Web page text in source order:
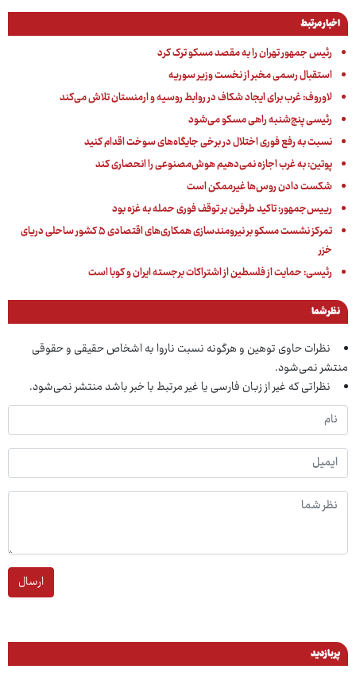
اخبار مرتبط
رئیس جمهور تهران را به مقصد مسکو ترک کرد
استقبال رسمی مخبر از نخست وزیر سوریه
لاوروف: غرب برای ایجاد شکاف در روابط روسیه و ارمنستان تلاش می‌کند
رئیسی پنج‌شنبه راهی مسکو می‌شود
نسبت به رفع فوری اختلال در برخی جایگاه‌های سوخت اقدام کنید
پوتین: به غرب اجازه نمی‌دهیم هوش‌مصنوعی را انحصاری کند
شکست دادن روس‌ها غیرممکن است
رییس‌جمهور: تاکید طرفین بر توقف فوری حمله به غزه بود
تمرکز نشست مسکو بر نیرومندسازی همکاری‌های اقتصادی ۵ کشور ساحلی دریای
خزر
رئیسی: حمایت از فلسطین از اشتراکات برجسته ایران و کوبا است
نظر شما
نظرات حاوی توهین و هرگونه نسبت ناروا به اشخاص حقیقی و حقوقی
منتشر نمی‌شود.
نظراتی که غیر از زبان فارسی یا غیر مرتبط با خبر باشد منتشر نمی‌شود.
ارسال
پربازدید